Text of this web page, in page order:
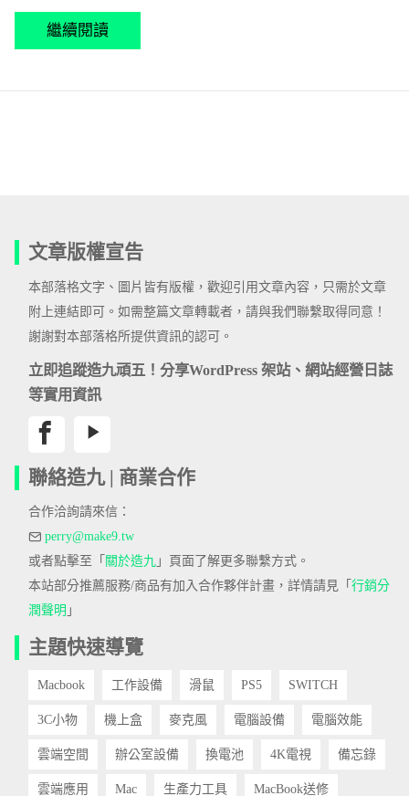
繼續閱讀
文章版權宣告
本部落格文字、圖片皆有版權，歡迎引用文章內容，只需於文章
附上連結即可。如需整篇文章轉載者，請與我們聯繫取得同意！
謝謝對本部落格所提供資訊的認可。
立即追蹤造九頑五！分享WordPress 架站、網站經營日誌
等實用資訊
聯絡造九 | 商業合作
合作洽詢請來信：
perry@make9.tw
或者點擊至「 關於造九 」頁面了解更多聯繫方式。
本站部分推薦服務/商品有加入合作夥伴計畫，詳情請見「 行銷分
潤聲明 」
主題快速導覽
Macbook 工作設備 滑鼠 PS5 SWITCH
3C小物 機上盒 麥克風 電腦設備 電腦效能
雲端空間 辦公室設備 換電池 4K電視 備忘錄
雲端應用 Mac 生產力工具 MacBook送修